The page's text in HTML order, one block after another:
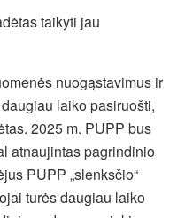
taikyti jau
nuogąstavimus ir
laiko pasiruošti,
2025 m. PUPP bus
atnaujintas pagrindinio
PUPP „slenksčio“
turės daugiau laiko